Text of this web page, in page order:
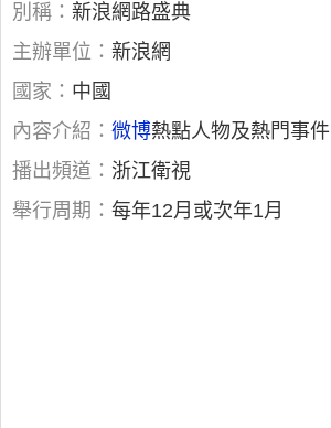
別稱： 新浪網路盛典
主辦單位： 新浪網
國家： 中國
內容介紹： 微博熱點人物及熱門事件
播出頻道： 浙江衛視
舉行周期： 每年12月或次年1月